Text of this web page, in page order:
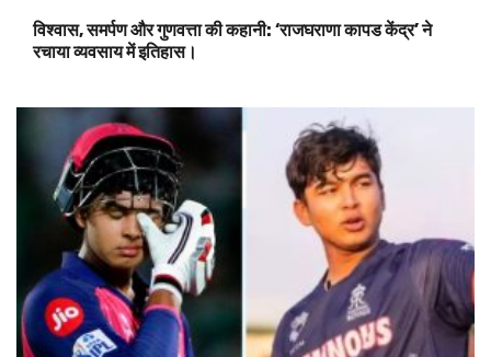
विश्वास, समर्पण और गुणवत्ता की कहानी: ‘राजघराणा कापड केंद्र’ ने
रचाया व्यवसाय में इतिहास।